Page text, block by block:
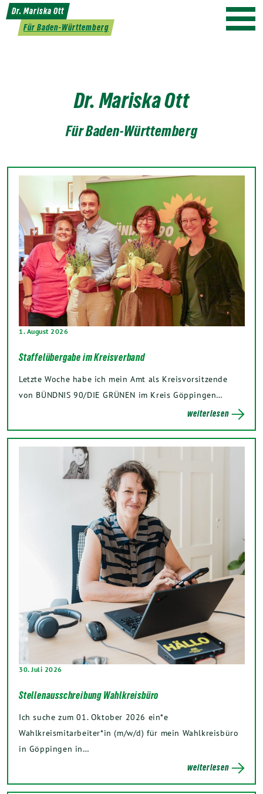
Weiter
zum
Inhalt
Dr. Mariska Ott
Für Baden-Württemberg
Dr. Mariska Ott
Für Baden-Württemberg
1. August 2026
Staffelübergabe im Kreisverband
Letzte Woche habe ich mein Amt als Kreisvorsitzende
von BÜNDNIS 90/DIE GRÜNEN im Kreis Göppingen…
weiterlesen
30. Juli 2026
Stellenausschreibung Wahlkreisbüro
Ich suche zum 01. Oktober 2026 ein*e
Wahlkreismitarbeiter*in (m/w/d) für mein Wahlkreisbüro
in Göppingen in…
weiterlesen